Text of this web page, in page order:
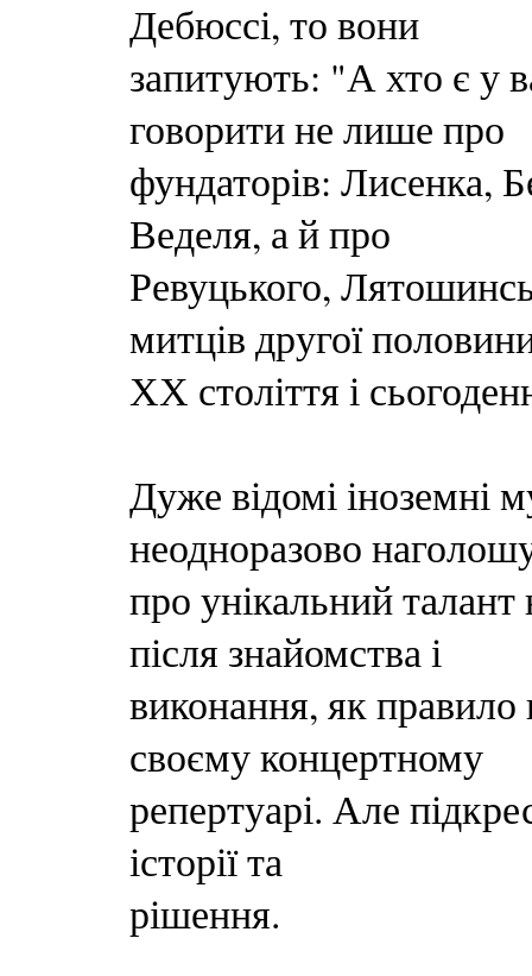
Дебюссі, то вони
запитують: "А хто є у
говорити не лише про
фундаторів: Лисенка,
Веделя, а й про
Ревуцького,
митців другої
ХХ століття і
Дуже відомі іноземні
неодноразово
про унікальний
після знайомства і
виконання, як правило
своєму концертному
репертуарі. Але
історії та
рішення.